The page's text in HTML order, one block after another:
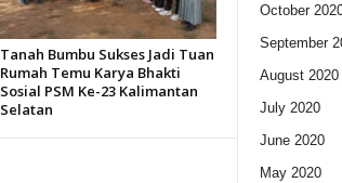
Tanah Bumbu Sukses Jadi Tuan
Rumah Temu Karya Bhakti
Sosial PSM Ke-23 Kalimantan
Selatan
October
September
August 2020
July 2020
June 2020
May 2020